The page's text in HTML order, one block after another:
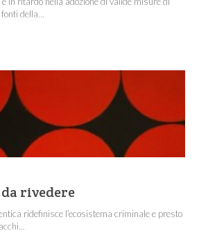
della...
rivedere
ridefinisce l’ecosistema criminale e presto